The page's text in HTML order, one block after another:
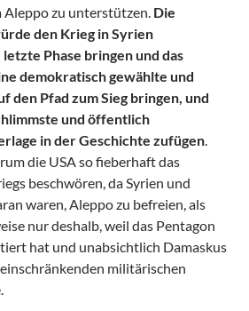
Aleppo zu unterstützen. Die
den Krieg in Syrien
Phase bringen und das
demokratisch gewählte und
den Pfad zum Sieg bringen, und
und öffentlich
in der Geschichte zufügen.
die USA so fieberhaft das
beschwören, da Syrien und
waren, Aleppo zu befreien, als
nur deshalb, weil das Pentagon
hat und unabsichtlich Damaskus
militärischen